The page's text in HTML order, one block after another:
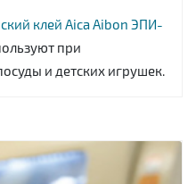
клей Aica Aibon ЭПИ-
при
и детских игрушек.